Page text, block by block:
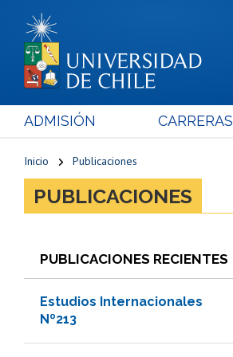
ADMISIÓN CARRERAS
Inicio Publicaciones
PUBLICACIONES
PUBLICACIONES RECIENTES
Estudios Internacionales
Nº213